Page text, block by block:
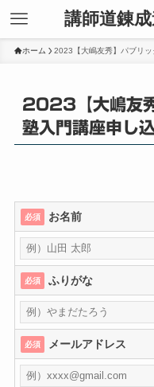
講師道錬
ホーム 2023【大嶋友秀】パブリ
2023【大嶋友
塾入門講座申し
必須 お名前
必須 ふりがな
必須 メールアドレス